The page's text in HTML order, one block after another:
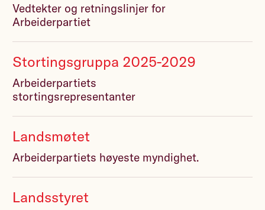
Vedtekter og retningslinjer for
Arbeiderpartiet
Stortingsgruppa 2025-2029
Arbeiderpartiets
stortingsrepresentanter
Landsmøtet
Arbeiderpartiets høyeste myndighet.
Landsstyret